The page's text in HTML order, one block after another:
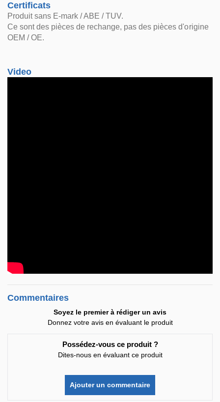
Certificats
Produit sans E-mark / ABE / TUV.
Ce sont des pièces de rechange, pas des pièces d'origine
OEM / OE.
Video
Commentaires
Soyez le premier à rédiger un avis
Donnez votre avis en évaluant le produit
Possédez-vous ce produit ?
Dites-nous en évaluant ce produit
Ajouter un commentaire